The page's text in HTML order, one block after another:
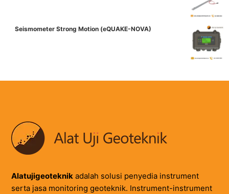
Seismometer Strong Motion (eQUAKE-NOVA)
Alatujigeoteknikadalah solusi penyedia instrument
serta jasa monitoring geoteknik. Instrument-instrument